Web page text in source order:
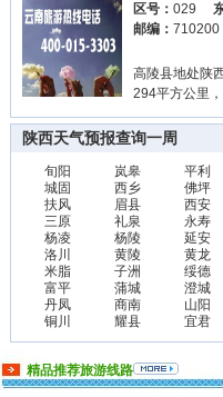
区号： 029
邮编：
高陵县地处陕
294平方公里
陕西天气预报查询一周
旬阳 岚皋
平利
城固
西乡
佛坪
扶风
眉县
西安
三原
礼泉
永寿
杨凌
杨陵
延安
洛川
黄陵
黄龙
米脂
子洲
绥德
富平
蒲城
澄城
丹凤
商南
山阳
铜川
耀县 宜君
精品推荐旅游线路